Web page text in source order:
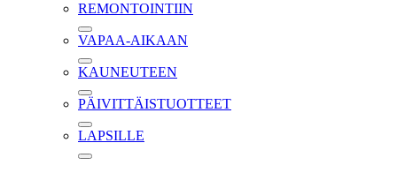
REMONTOINTIIN
VAPAA-AIKAAN
KAUNEUTEEN
PÄIVITTÄISTUOTTEET
LAPSILLE